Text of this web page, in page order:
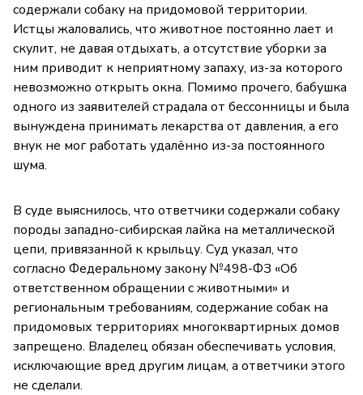
содержали собаку на придомовой территории.
Истцы жаловались, что животное постоянно лает и
скулит, не давая отдыхать, а отсутствие уборки за
ним приводит к неприятному запаху, из-за которого
невозможно открыть окна. Помимо прочего, бабушка
одного из заявителей страдала от бессонницы и была
вынуждена принимать лекарства от давления, а его
внук не мог работать удалённо из-за постоянного
шума.
В суде выяснилось, что ответчики содержали собаку
породы западно-сибирская лайка на металлической
цепи, привязанной к крыльцу. Суд указал, что
согласно Федеральному закону №498-ФЗ «Об
ответственном обращении с животными» и
региональным требованиям, содержание собак на
придомовых территориях многоквартирных домов
запрещено. Владелец обязан обеспечивать условия,
исключающие вред другим лицам, а ответчики этого
не сделали.